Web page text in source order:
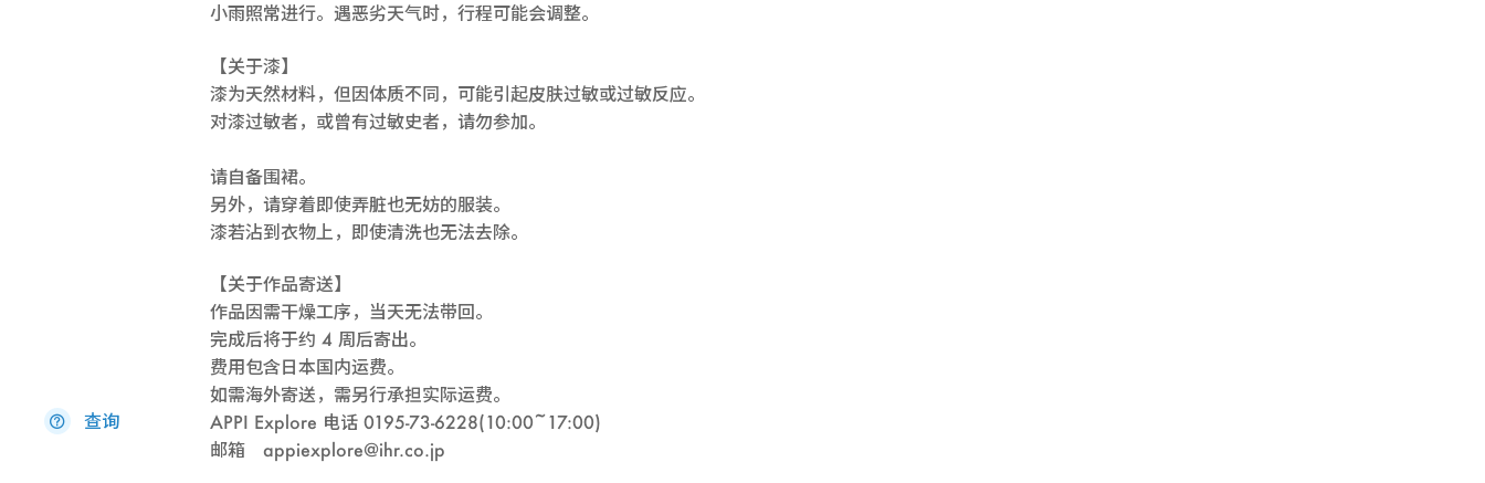
小雨照常进行。遇恶劣天气时，行程可能会调整。
【关于漆】
漆为天然材料，但因体质不同，可能引起皮肤过敏或过敏反应。
对漆过敏者，或曾有过敏史者，请勿参加。
请自备围裙。
另外，请穿着即使弄脏也无妨的服装。
漆若沾到衣物上，即使清洗也无法去除。
【关于作品寄送】
作品因需干燥工序，当天无法带回。
完成后将于约 4 周后寄出。
费用包含日本国内运费。
如需海外寄送，需另行承担实际运费。
查询
APPI Explore 电话 0195-73-6228(10:00~17:00)
邮箱 appiexplore@ihr.co.jp